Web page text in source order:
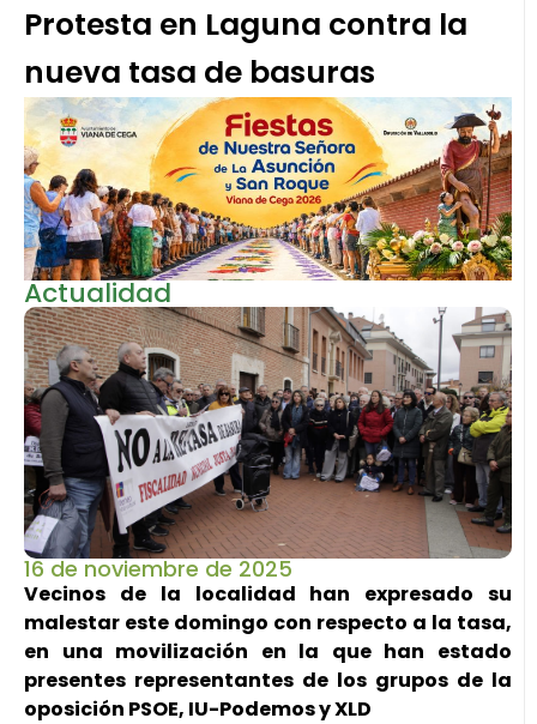
Protesta en Laguna contra la
nueva tasa de basuras
Actualidad
16 de noviembre de 2025
Vecinos de la localidad han expresado su
malestar este domingo con respecto a la tasa,
en una movilización en la que han estado
presentes representantes de los grupos de la
oposición PSOE, IU-Podemos y XLD